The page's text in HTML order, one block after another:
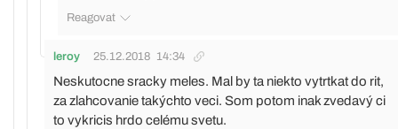
Reagovat
leroy 25.12.2018 14:34
Neskutocne sracky meles. Mal by ta niekto vytrtkat do rit,
za zlahcovanie takýchto veci. Som potom inak zvedavý ci
to vykricis hrdo celému svetu.